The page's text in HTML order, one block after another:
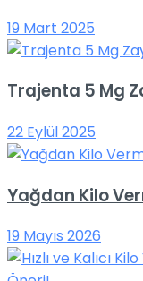
19 Mart 2025
Trajenta 5 Mg
22 Eylül 2025
Yağdan Kilo
19 Mayıs 2026